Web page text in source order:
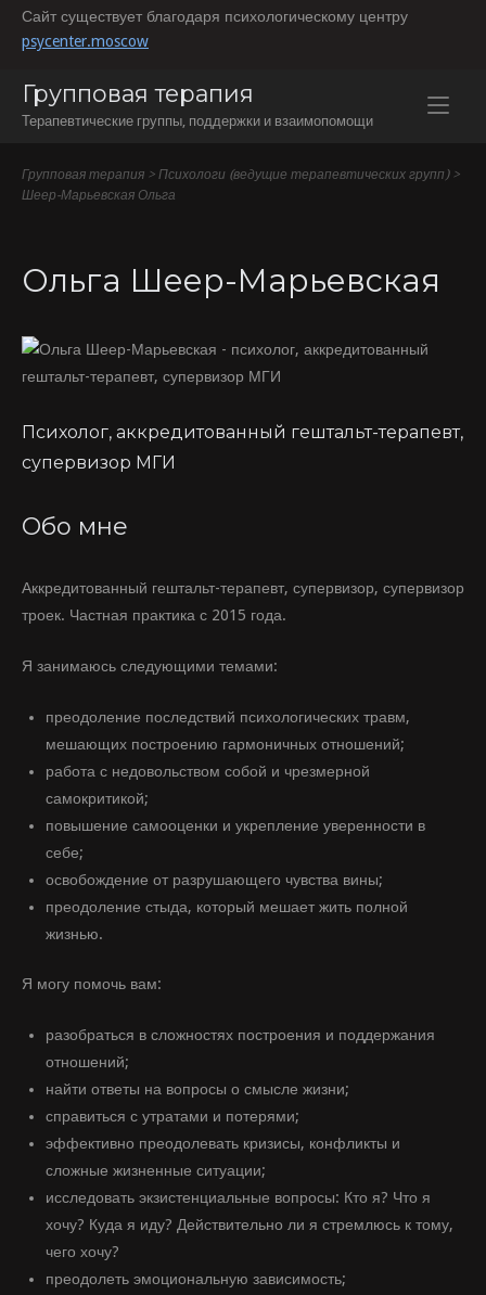
Перейти
Сайт существует благодаря психологическому центру
psycenter.moscow
Групповая терапия
Терапевтические группы, поддержки и взаимопомощи
Групповая терапия > Психологи (ведущие терапевтических групп)>
Шеер-Марьевская Ольга
Ольга Шеер-Марьевская
Психолог, аккредитованный гештальт-терапевт,
супервизор МГИ
Обо мне
Аккредитованный гештальт-терапевт, супервизор, супервизор
троек. Частная практика с 2015 года.
Я занимаюсь следующими темами:
преодоление последствий психологических травм,
мешающих построению гармоничных отношений;
работа с недовольством собой и чрезмерной
самокритикой;
повышение самооценки и укрепление уверенности в
себе;
освобождение от разрушающего чувства вины;
преодоление стыда, который мешает жить полной
жизнью.
Я могу помочь вам:
разобраться в сложностях построения и поддержания
отношений;
найти ответы на вопросы о смысле жизни;
справиться с утратами и потерями;
эффективно преодолевать кризисы, конфликты и
сложные жизненные ситуации;
исследовать экзистенциальные вопросы: Кто я? Что я
хочу? Куда я иду? Действительно ли я стремлюсь к тому,
чего хочу?
преодолеть эмоциональную зависимость;